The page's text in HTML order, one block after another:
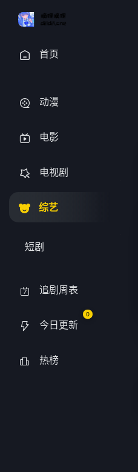
首页
动漫
电影
电视剧
综艺
短剧
追剧周表
今日更新
0
热榜